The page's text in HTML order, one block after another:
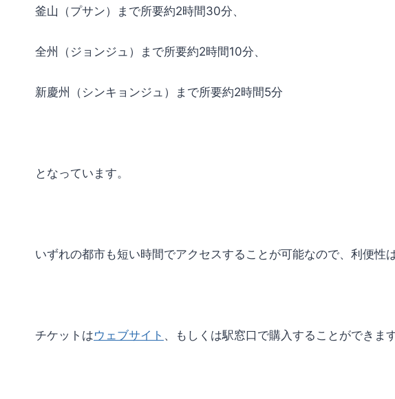
釜山（プサン）まで所要約2時間30分、
全州（ジョンジュ）まで所要約2時間10分、
新慶州（シンキョンジュ）まで所要約2時間5分
となっています。
いずれの都市も短い時間でアクセスすることが可能なので、利便性
チケットはウェブサイト 、もしくは駅窓口で購入することができます